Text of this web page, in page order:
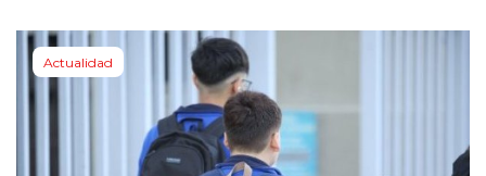
Actualidad